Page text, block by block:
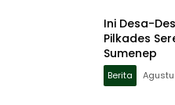
Ini Desa-
Pilkades
Sumenep
Berita